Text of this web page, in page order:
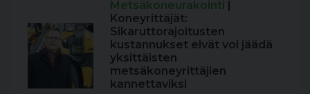
Metsäkoneurakointi |
Koneyrittäjät:
Sikaruttorajoitusten
kustannukset eivät voi jäädä
yksittäisten
metsäkoneyrittäjien
kannettaviksi